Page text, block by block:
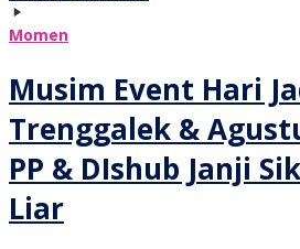
Momen
Musim Event Hari
Trenggalek &
PP & DIshub Janji
Liar